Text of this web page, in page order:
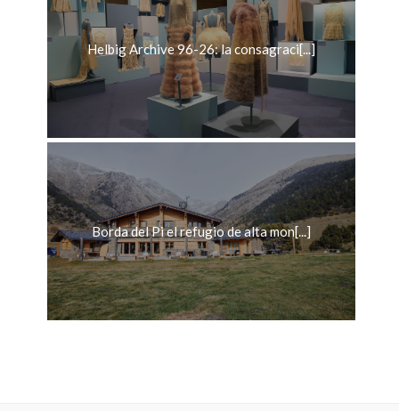
Helbig Archive 96-26: la consagraci[...]
Borda del Pi el refugio de alta mon[...]